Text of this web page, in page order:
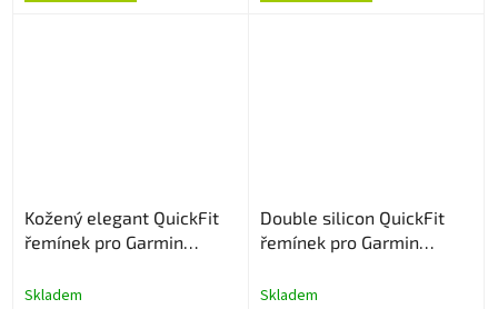
Kožený elegant QuickFit
řemínek pro Garmin
Skladem
Double silicon QuickFit
řemínek pro Garmin
Skladem